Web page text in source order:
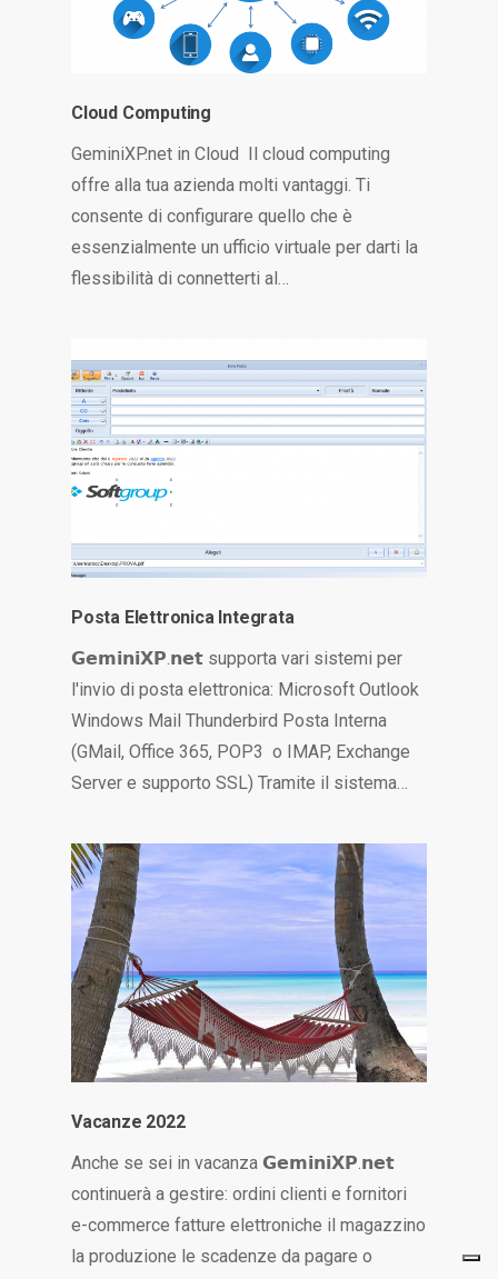
Cloud Computing
GeminiXP.net in Cloud Il cloud computing
offre alla tua azienda molti vantaggi. Ti
consente di configurare quello che è
essenzialmente un ufficio virtuale per darti la
flessibilità di connetterti al…
Posta Elettronica Integrata
𝗚𝗲𝗺𝗶𝗻𝗶𝗫𝗣.𝗻𝗲𝘁 supporta vari sistemi per
l'invio di posta elettronica: Microsoft Outlook
Windows Mail Thunderbird Posta Interna
(GMail, Office 365, POP3 o IMAP, Exchange
Server e supporto SSL) Tramite il sistema…
Vacanze 2022
Anche se sei in vacanza 𝗚𝗲𝗺𝗶𝗻𝗶𝗫𝗣.𝗻𝗲𝘁
continuerà a gestire: ordini clienti e fornitori
e-commerce fatture elettroniche il magazzino
la produzione le scadenze da pagare o